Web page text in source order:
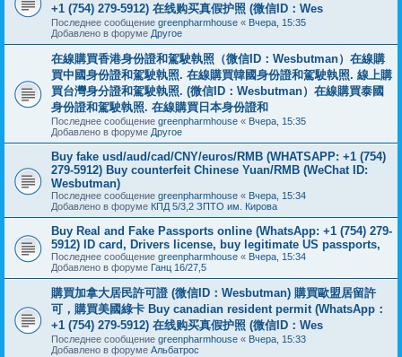
+1 (754) 279-5912) 在线购买真假护照 (微信ID：Wes
Последнее сообщение greenpharmhouse « Вчера, 15:35
Добавлено в форуме Другое
在線購買香港身份證和駕駛執照（微信ID：Wesbutman）在線購
買中國身份證和駕駛執照. 在線購買韓國身份證和駕駛執照. 線上購
買台灣身分證和駕駛執照. (微信ID：Wesbutman）在線購買泰國
身份證和駕駛執照. 在線購買日本身份證和
Последнее сообщение greenpharmhouse « Вчера, 15:35
Добавлено в форуме Другое
Buy fake usd/aud/cad/CNY/euros/RMB (WHATSAPP: +1 (754)
279-5912) Buy counterfeit Chinese Yuan/RMB (WeChat ID:
Wesbutman)
Последнее сообщение greenpharmhouse « Вчера, 15:34
Добавлено в форуме КПД 5/3,2 ЗПТО им. Кирова
Buy Real and Fake Passports online (WhatsApp: +1 (754) 279-
5912) ID card, Drivers license, buy legitimate US passports,
Последнее сообщение greenpharmhouse « Вчера, 15:34
Добавлено в форуме Ганц 16/27,5
購買加拿大居民許可證 (微信ID：Wesbutman) 購買歐盟居留許
可，購買美國綠卡 Buy canadian resident permit (WhatsApp：
+1 (754) 279-5912) 在线购买真假护照 (微信ID：Wes
Последнее сообщение greenpharmhouse « Вчера, 15:33
Добавлено в форуме Альбатрос